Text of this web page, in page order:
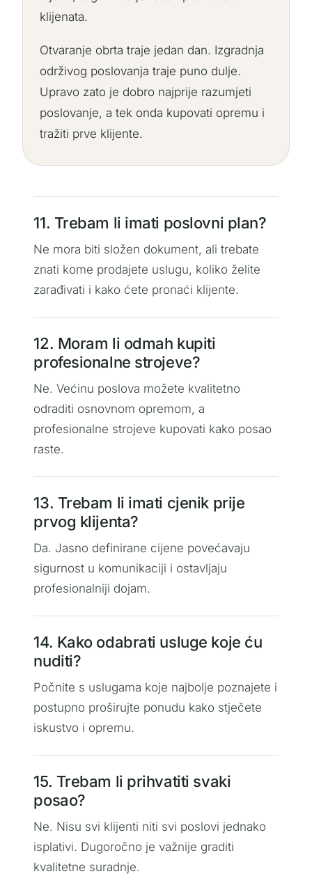
klijenata.
Otvaranje obrta traje jedan dan. Izgradnja
održivog poslovanja traje puno dulje.
Upravo zato je dobro najprije razumjeti
poslovanje, a tek onda kupovati opremu i
tražiti prve klijente.
11. Trebam li imati poslovni plan?
Ne mora biti složen dokument, ali trebate
znati kome prodajete uslugu, koliko želite
zarađivati i kako ćete pronaći klijente.
12. Moram li odmah kupiti
profesionalne strojeve?
Ne. Većinu poslova možete kvalitetno
odraditi osnovnom opremom, a
profesionalne strojeve kupovati kako posao
raste.
13. Trebam li imati cjenik prije
prvog klijenta?
Da. Jasno definirane cijene povećavaju
sigurnost u komunikaciji i ostavljaju
profesionalniji dojam.
14. Kako odabrati usluge koje ću
nuditi?
Počnite s uslugama koje najbolje poznajete i
postupno proširujte ponudu kako stječete
iskustvo i opremu.
15. Trebam li prihvatiti svaki
posao?
Ne. Nisu svi klijenti niti svi poslovi jednako
isplativi. Dugoročno je važnije graditi
kvalitetne suradnje.